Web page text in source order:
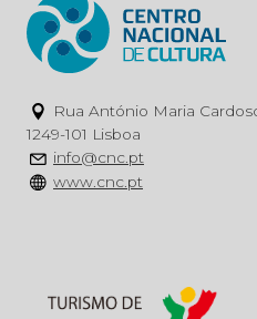
Rua António Maria
1249-101 Lisboa
info@cnc.pt
www.cnc.pt